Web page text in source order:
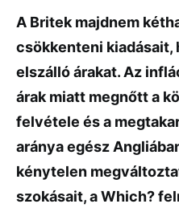
A Britek majdnem
csökkenteni kiadásait,
elszálló árakat. Az
árak miatt megnőtt a
felvétele és a
aránya egész
kénytelen
szokásait, a Which?